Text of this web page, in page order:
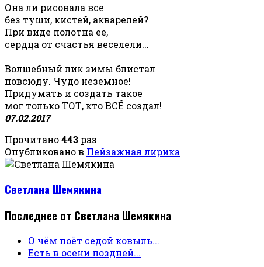
Она ли рисовала все
без туши, кистей, акварелей?
При виде полотна ее,
сердца от счастья веселели...
Волшебный лик зимы блистал
повсюду. Чудо неземное!
Придумать и создать такое
мог только ТОТ, кто ВСЁ создал!
07.02.2017
Прочитано443 раз
Опубликовано в Пейзажная лирика
Светлана Шемякина
Последнее от Светлана Шемякина
О чём поёт седой ковыль...
Есть в осени поздней...